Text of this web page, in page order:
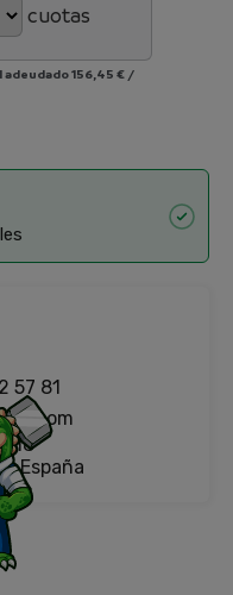
cuotas
156,45 € /
57 81
18
España